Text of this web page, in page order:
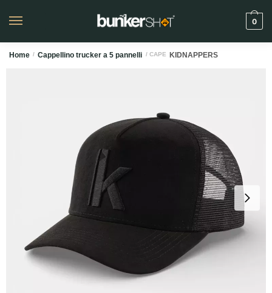
0
Home / Cappellino trucker a 5 pannelli / CAPE KIDNAPPERS